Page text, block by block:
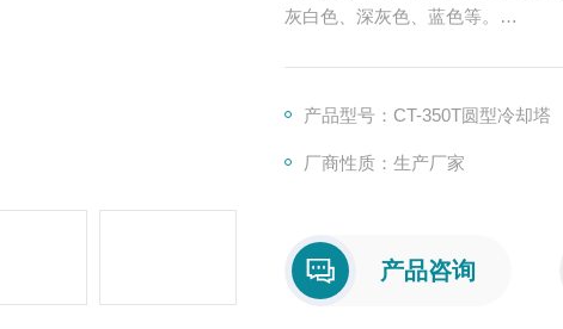
灰白色、深灰色、蓝色等。
产品型号：CT-350T圆型冷却塔
厂商性质：生产厂家
产品咨询